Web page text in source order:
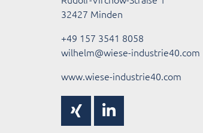
32427 Minden
+49 157 3541 8058
wilhelm@wiese-industrie40.com
www.wiese-industrie40.com
XingLinkedin-
in